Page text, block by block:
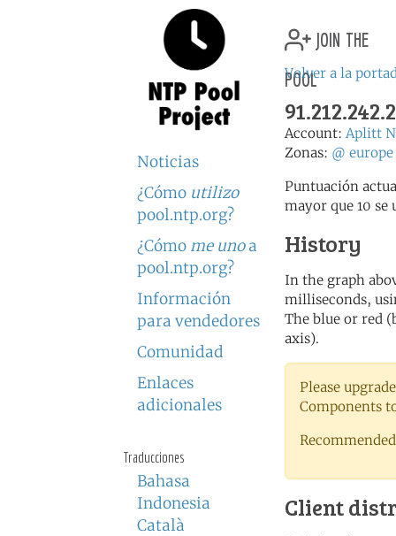
Noticias
¿Cómo utilizo
pool.ntp.org?
¿Cómo me unoa
pool.ntp.org?
Información
para vendedores
Comunidad
Enlaces
adicionales
Traducciones
Bahasa
Indonesia
Català
join the
pool
Volver a la
Account: Aplitt
Zonas: @ europe
Puntuación
mayor que 10 se
History
In the graph
milliseconds,
The blue or red
axis).
Please
Components
Client